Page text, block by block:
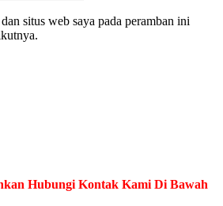
situs web saya pada peramban ini
Hubungi Kontak Kami Di Bawah